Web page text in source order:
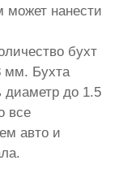
может нанести
бухт
мм. Бухта
до 1.5
все
авто и